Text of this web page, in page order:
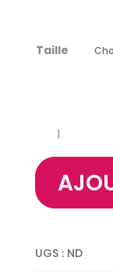
Taille
Chou
Pointu
Dutchman
UGS : ND